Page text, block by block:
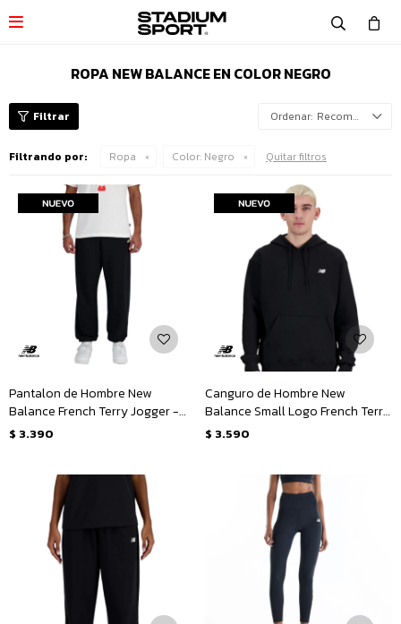

ROPA NEW BALANCE EN COLOR NEGRO
Recomendados
Filtrando por: Ropa Color: Negro Quitar filtros
Pantalon de Hombre New
Balance French Terry Jogger -
Negro
$ 3.390
Canguro de Hombre New
Balance Small Logo French Terry
Hoodie - Negro
$ 3.590